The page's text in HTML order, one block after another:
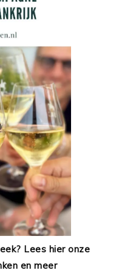
Lees hier onze
en meer